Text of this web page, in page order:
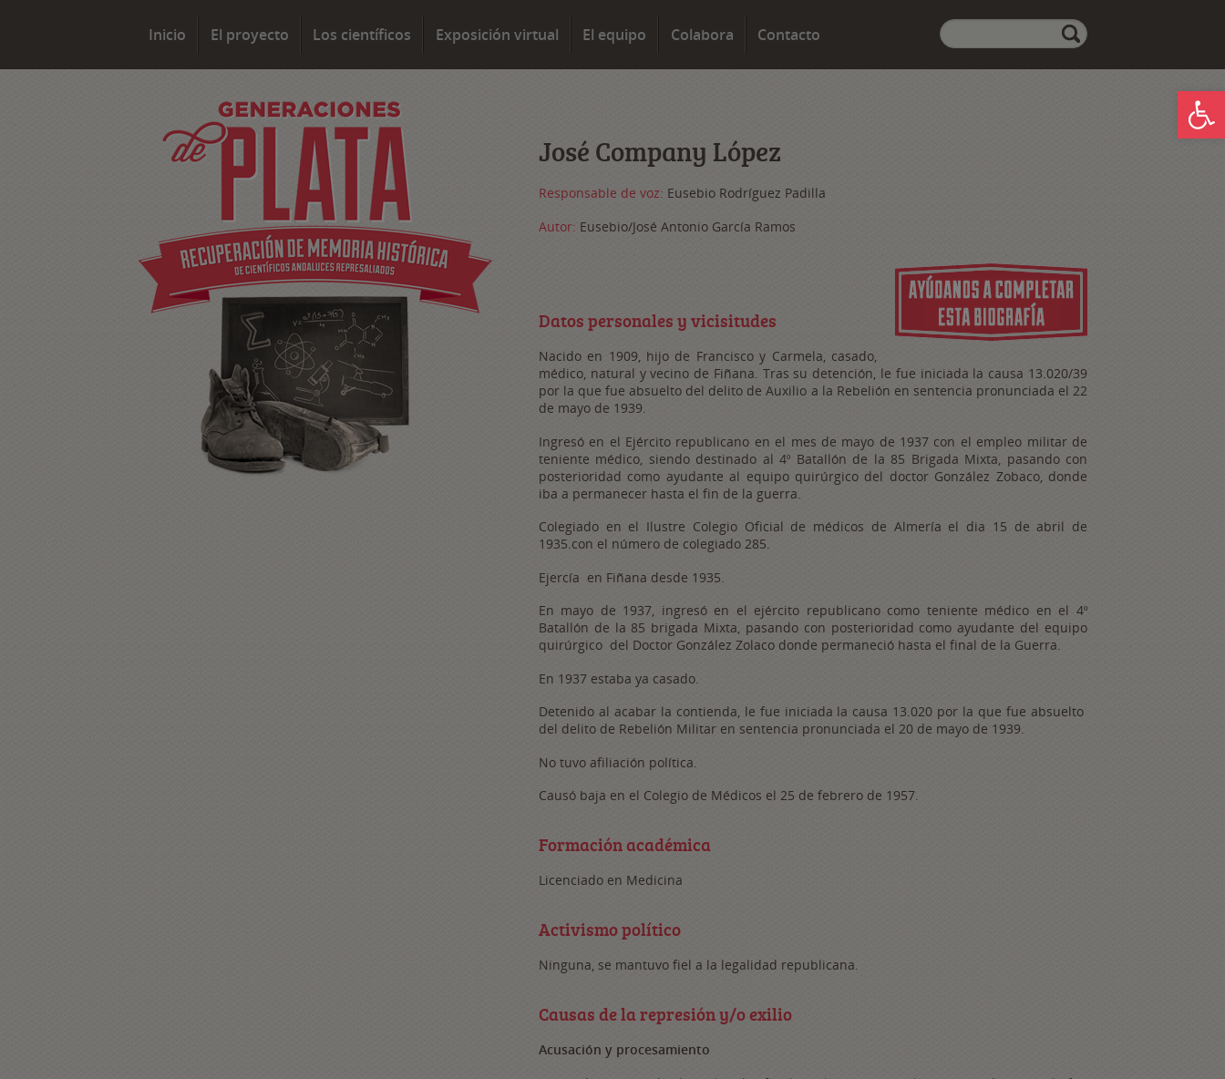
Inicio El proyecto Los científicos Exposición virtual El equipo Colabora Contacto
Realiza
aquí
tu
José Company López
Responsable de voz: Eusebio Rodríguez Padilla
Autor: Eusebio/José Antonio García Ramos
Datos personales y vicisitudes
Nacido en 1909, hijo de Francisco y Carmela, casado,
médico, natural y vecino de Fiñana. Tras su detención, le fue iniciada la causa 13.020/39
por la que fue absuelto del delito de Auxilio a la Rebelión en sentencia pronunciada el 22
de mayo de 1939.
Ingresó en el Ejército republicano en el mes de mayo de 1937 con el empleo militar de
teniente médico, siendo destinado al 4º Batallón de la 85 Brigada Mixta, pasando con
posterioridad como ayudante al equipo quirúrgico del doctor González Zobaco, donde
iba a permanecer hasta el fin de la guerra.
Colegiado en el Ilustre Colegio Oficial de médicos de Almería el dia 15 de abril de
1935.con el número de colegiado 285.
Ejercía en Fiñana desde 1935.
En mayo de 1937, ingresó en el ejército republicano como teniente médico en el 4º
Batallón de la 85 brigada Mixta, pasando con posterioridad como ayudante del equipo
quirúrgico del Doctor González Zolaco donde permaneció hasta el final de la Guerra.
En 1937 estaba ya casado.
Detenido al acabar la contienda, le fue iniciada la causa 13.020 por la que fue absuelto
del delito de Rebelión Militar en sentencia pronunciada el 20 de mayo de 1939.
No tuvo afiliación política.
Causó baja en el Colegio de Médicos el 25 de febrero de 1957.
Formación académica
Licenciado en Medicina
Activismo político
Ninguna, se mantuvo fiel a la legalidad republicana.
Causas de la represión y/o exilio
Acusación y procesamiento